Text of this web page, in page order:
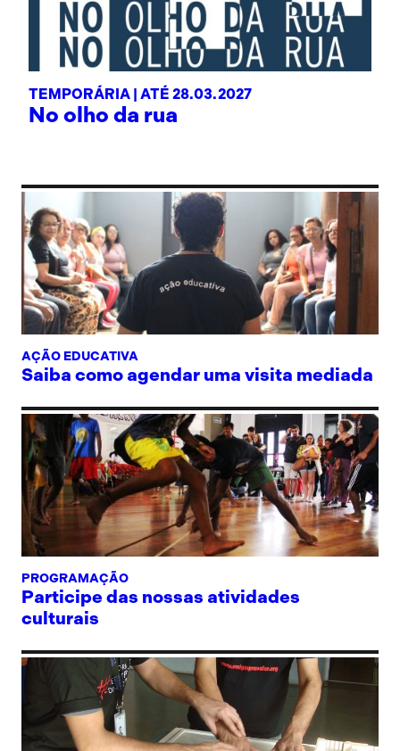
TEMPORÁRIA | ATÉ 28.03.2027
No olho da rua
AÇÃO EDUCATIVA
Saiba como agendar uma visita mediada
PROGRAMAÇÃO
Participe das nossas atividades
culturais